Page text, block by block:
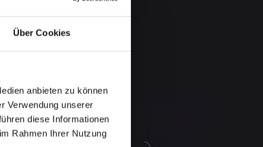
Über Cookies
anbieten zu können
Verwendung unserer
diese Informationen
Rahmen Ihrer Nutzung